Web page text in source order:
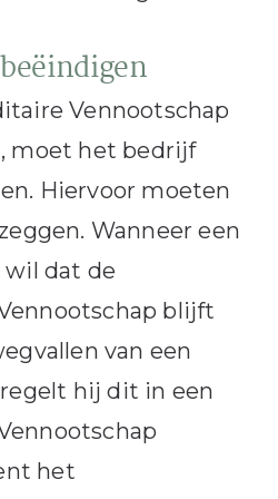
Vennootschap
moet het bedrijf
Hiervoor moeten
Wanneer een
wil dat de
blijft
van een
hij dit in een
het